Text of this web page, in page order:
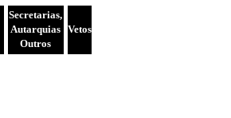
Secretarias,
Autarquias
Outros
Vetos